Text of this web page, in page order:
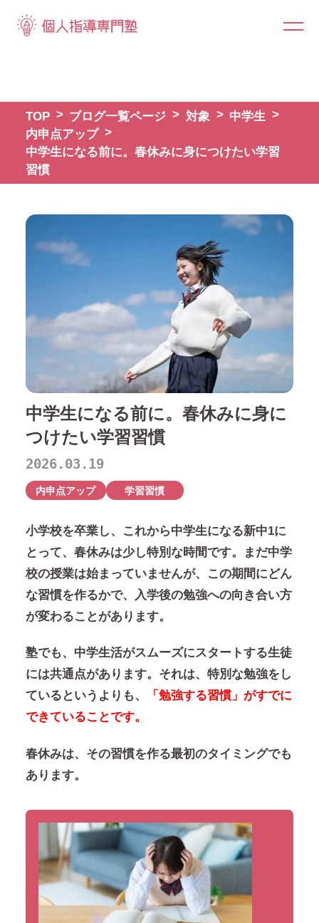
TOP ブログ一覧ページ 対象
中学生
内申点アップ
中学生になる前に。春休みに身につけたい学習
習慣
中学生になる前に。春休みに身に
つけたい学習習慣
2026.03.19
内申点アップ 学習習慣
小学校を卒業し、これから中学生になる新中1に
とって、春休みは少し特別な時間です。まだ中学
校の授業は始まっていませんが、この期間にどん
な習慣を作るかで、入学後の勉強への向き合い方
が変わることがあります。
塾でも、中学生活がスムーズにスタートする生徒
には共通点があります。それは、特別な勉強をし
ているというよりも、
「勉強する習慣」がすでに
できていることです。
春休みは、 その習慣を作る最初のタイミングでも
あります。